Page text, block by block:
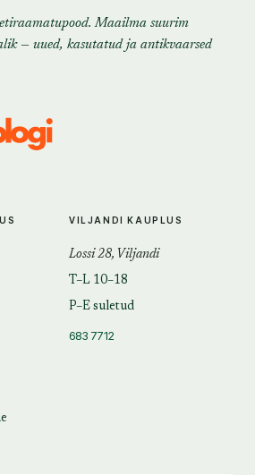
Maailma suurim
— uued, kasutatud ja antikvaarsed
VILJANDI KAUPLUS
Lossi 28, Viljandi
T–L 10–18
P–E suletud
683 7712